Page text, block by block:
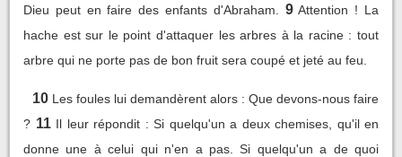
Dieu peut en faire des enfants d'Abraham.
9 Attention ! La
hache est sur le point d'attaquer les arbres à la racine : tout
arbre qui ne porte pas de bon fruit sera coupé et jeté au feu.
10 Les foules lui demandèrent alors : Que devons-nous faire
? 11 Il leur répondit : Si quelqu'un a deux chemises, qu'il en
donne une à celui qui n'en a pas. Si quelqu'un a de quoi